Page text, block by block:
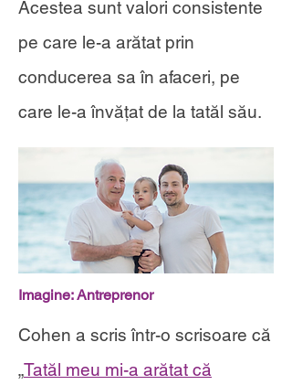
Acestea sunt valori consistente
pe care le-a arătat prin
conducerea sa în afaceri, pe
care le-a învățat de la tatăl său.
Imagine: Antreprenor
Cohen a scris într-o scrisoare că
„Tatăl meu mi-a arătat că